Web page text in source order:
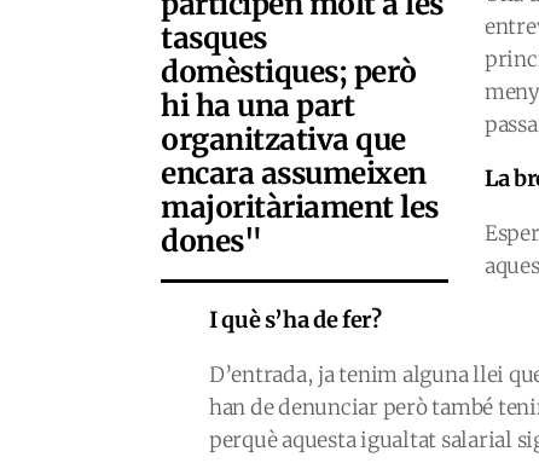
tasques
domèstiques; però
hi ha una part
organitzativa que
encara assumeixen
majoritàriament les
dones"
La
I què s’ha de fer?
D’entrada, ja tenim alguna llei
han de denunciar però també
perquè aquesta igualtat salarial